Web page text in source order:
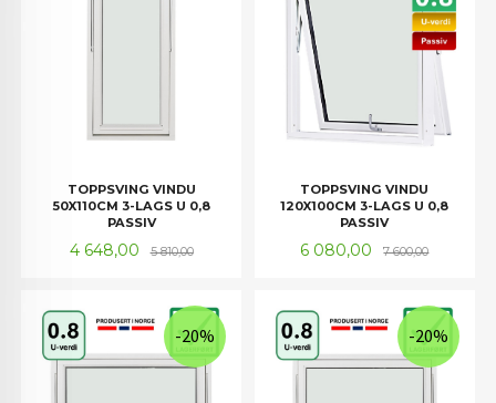
TOPPSVING VINDU
50X110CM 3-LAGS U 0,8
PASSIV
Tilbud
4 648,00 5 810,00Rabatt
TOPPSVING VINDU
120X100CM 3-LAGS U 0,8
PASSIV
Tilbud
6 080,00 7 600,00Rabatt
-20% -20%